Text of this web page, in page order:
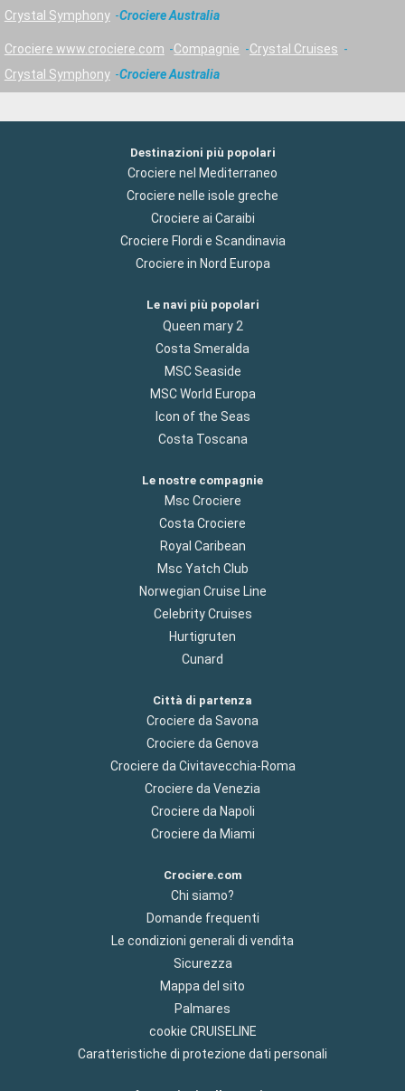
Crystal Symphony
Crociere Australia
Crociere www.crociere.com Compagnie
Crystal Cruises
Crystal Symphony
Crociere Australia
Destinazioni più popolari
Crociere nel Mediterraneo
Crociere nelle isole greche
Crociere ai Caraibi
Crociere Flordi e Scandinavia
Crociere in Nord Europa
Le navi più popolari
Queen mary 2
Costa Smeralda
MSC Seaside
MSC World Europa
Icon of the Seas
Costa Toscana
Le nostre compagnie
Msc Crociere
Costa Crociere
Royal Caribean
Msc Yatch Club
Norwegian Cruise Line
Celebrity Cruises
Hurtigruten
Cunard
Città di partenza
Crociere da Savona
Crociere da Genova
Crociere da Civitavecchia-Roma
Crociere da Venezia
Crociere da Napoli
Crociere da Miami
Crociere.com
Chi siamo?
Domande frequenti
Le condizioni generali di vendita
Sicurezza
Mappa del sito
Palmares
cookie CRUISELINE
Caratteristiche di protezione dati personali